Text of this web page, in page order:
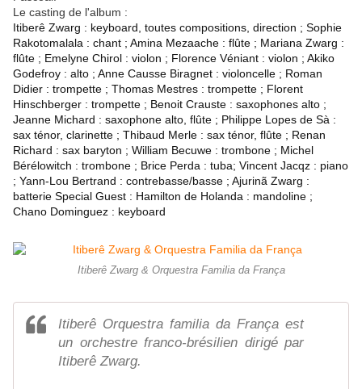
Le casting de l'album :
Itiberê Zwarg : keyboard, toutes compositions, direction ; Sophie
Rakotomalala : chant ; Amina Mezaache : flûte ; Mariana Zwarg :
flûte ; Emelyne Chirol : violon ; Florence Véniant : violon ; Akiko
Godefroy : alto ; Anne Causse Biragnet : violoncelle ; Roman
Didier : trompette ; Thomas Mestres : trompette ; Florent
Hinschberger : trompette ; Benoit Crauste : saxophones alto ;
Jeanne Michard : saxophone alto, flûte ; Philippe Lopes de Sà :
sax ténor, clarinette ; Thibaud Merle : sax ténor, flûte ; Renan
Richard : sax baryton ; William Becuwe : trombone ; Michel
Bérélowitch : trombone ; Brice Perda : tuba; Vincent Jacqz : piano
; Yann-Lou Bertrand : contrebasse/basse ; Ajurinã Zwarg :
batterie Special Guest : Hamilton de Holanda : mandoline ;
Chano Dominguez : keyboard
Itiberê Zwarg & Orquestra Familia da França
Itiberê Orquestra familia da França est
un orchestre franco-brésilien dirigé par
Itiberê Zwarg.